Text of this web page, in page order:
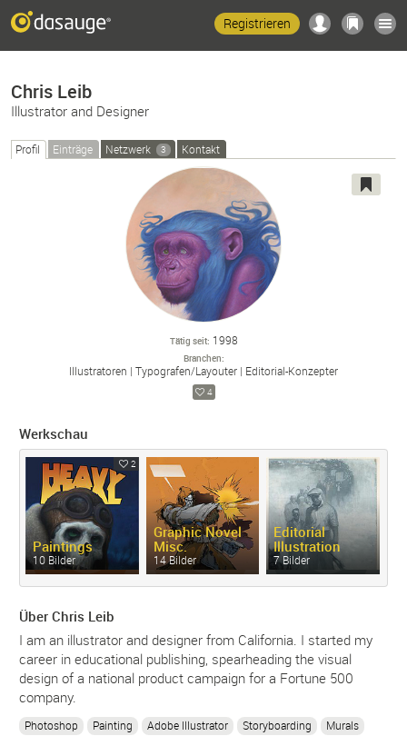
Registrieren
Chris Leib
Illustrator and Designer
Profil Einträge Netzwerk 3 Kontakt
Tätig seit 1998
Branchen
Illustratoren Typografen/Layouter Editorial-Konzepter
4
Werkschau
2
Paintings
10 Bilder
Graphic Novel
Misc.
14 Bilder
Editorial
Illustration
7 Bilder
Über Chris Leib
I am an illustrator and designer from California. I started my
career in educational publishing, spearheading the visual
design of a national product campaign for a Fortune 500
company.
Photoshop Painting Adobe Illustrator Storyboarding
Murals